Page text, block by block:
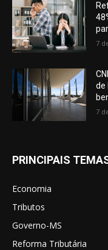
7
de
7
PRINCIPAIS
Economia
Tributos
Governo-MS
Reforma Tributária